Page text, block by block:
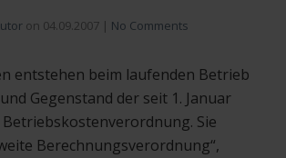
on 04.09.2007 | No Comments
entstehen beim laufenden Betrieb
Gegenstand der seit 1. Januar
Sie
Berechnungsverordnung“,